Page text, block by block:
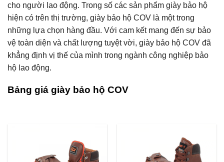
cho người lao động. Trong số các sản phẩm giày bảo hộ
hiện có trên thị trường, giày bảo hộ COV là một trong
những lựa chọn hàng đầu. Với cam kết mang đến sự bảo
vệ toàn diện và chất lượng tuyệt vời, giày bảo hộ COV đã
khẳng định vị thế của mình trong ngành công nghiệp bảo
hộ lao động.
Bảng giá giày bảo hộ COV